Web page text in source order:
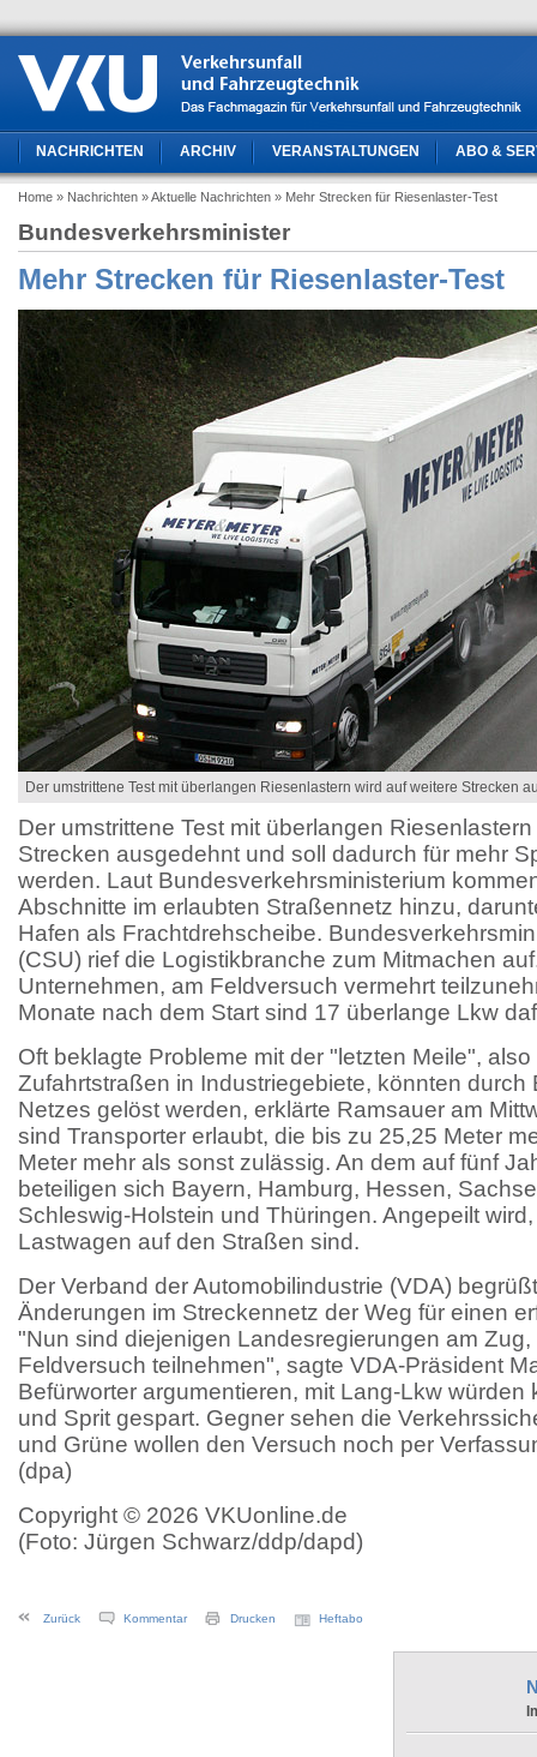
NACHRICHTEN ARCHIV VERANSTALTUNGEN ABO &
Home » Nachrichten » Aktuelle Nachrichten » Mehr Strecken für Riesenlaster-Test
Bundesverkehrsminister
Mehr Strecken für Riesenlaster-Test
Der umstrittene Test mit überlangen Riesenlastern wird auf weitere Strecken
Der umstrittene Test mit überlangen
Strecken ausgedehnt und soll dadurch für mehr
werden. Laut Bundesverkehrsministerium
Abschnitte im erlaubten Straßennetz hinzu,
Hafen als Frachtdrehscheibe.
(CSU) rief die Logistikbranche zum Mitmachen
Unternehmen, am Feldversuch vermehrt
Monate nach dem Start sind 17 überlange Lkw
Oft beklagte Probleme mit der "letzten Meile",
Zufahrtstraßen in Industriegebiete, könnten durch
Netzes gelöst werden, erklärte Ramsauer am
sind Transporter erlaubt, die bis zu 25,25 Meter
Meter mehr als sonst zulässig. An dem auf fünf
beteiligen sich Bayern, Hamburg, Hessen,
Schleswig-Holstein und Thüringen. Angepeilt
Lastwagen auf den Straßen sind.
Der Verband der Automobilindustrie (VDA)
Änderungen im Streckennetz der Weg für einen
"Nun sind diejenigen Landesregierungen am
Feldversuch teilnehmen", sagte VDA-Präsident
Befürworter argumentieren, mit Lang-Lkw würden
und Sprit gespart. Gegner sehen die
und Grüne wollen den Versuch noch per
(dpa)
Copyright © 2026 VKUonline.de
(Foto: Jürgen Schwarz/ddp/dapd)
Zurück Kommentar Drucken Heftabo